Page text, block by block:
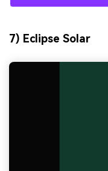
7) Eclipse Solar